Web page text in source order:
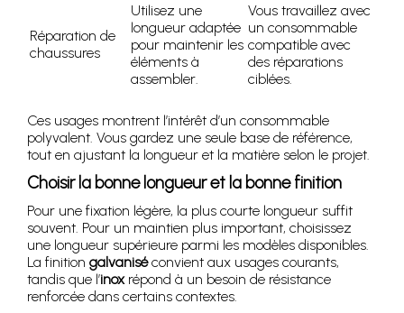
Réparation de
chaussures
Utilisez une
longueur adaptée
pour maintenir les
éléments à
assembler.
Vous travaillez avec
un consommable
compatible avec
des réparations
ciblées.
Ces usages montrent l’intérêt d’un consommable
polyvalent. Vous gardez une seule base de référence,
tout en ajustant la longueur et la matière selon le projet.
Choisir la bonne longueur et la bonne finition
Pour une fixation légère, la plus courte longueur suffit
souvent. Pour un maintien plus important, choisissez
une longueur supérieure parmi les modèles disponibles.
La finition galvaniséconvient aux usages courants,
tandis que l’inoxrépond à un besoin de résistance
renforcée dans certains contextes.